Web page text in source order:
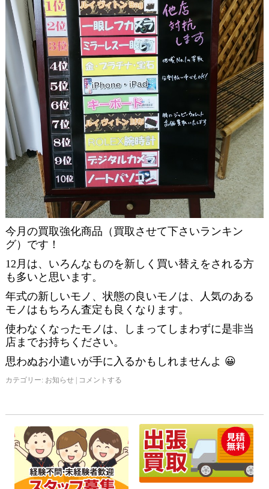
今月の買取強化商品（買取させて下さいランキン
グ）です！
12月は、いろんなものを新しく買い替えをされる方
も多いと思います。
年式の新しいモノ、状態の良いモノは、人気のある
モノはもちろん査定も良くなります。
使わなくなったモノは、しまってしまわずに是非当
店までお持ちください。
思わぬお小遣いが手に入るかもしれませんよ 😀
カテゴリー: お知らせ | コメントする